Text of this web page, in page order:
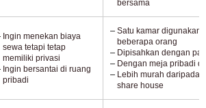
bersama
Ingin menekan biaya
sewa tetapi tetap
memiliki privasi
Ingin bersantai di ruang
pribadi
Satu kamar digunakan
beberapa orang
Dipisahkan dengan
Dengan meja pribadi
Lebih murah daripada
share house